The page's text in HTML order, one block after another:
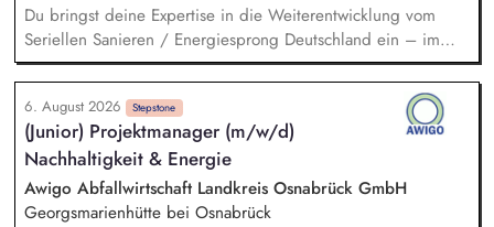
Du bringst deine Expertise in die Weiterentwicklung vom
Seriellen Sanieren / Energiesprong Deutschland ein – im
engen Austausch u.a. mit der dena, mit Blick auf
Markthochlauf und Support im regulatorischen Umfeld und
der Stakeholder. Business-Development-Standbein: Du
akquirierst und verantwortest eigenständig Projekte für unser
Vorqualifizierungs-Tool CoPilot und entwickelst /
implementierst die Skalierung. Du qualifizierst zudem
Bauunternehmen und Systemanbieter als Angebotspartner.
6. August 2026 Stepstone
(Junior) Projektmanager (m/w/d)
Nachhaltigkeit & Energie
Awigo Abfallwirtschaft Landkreis Osnabrück GmbH
Georgsmarienhütte bei Osnabrück